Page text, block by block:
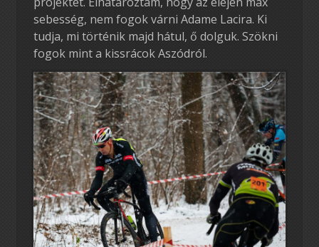
sebesség, nem fogok várni Adame Lacira. Ki
tudja, mi történik majd hátul, ő dolguk. Szökni
fogok mint a kissrácok Aszódról.